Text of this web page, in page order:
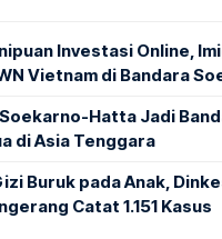
Investasi Online,
Vietnam di Bandara
Hatta Jadi
di Asia Tenggara
Buruk pada Anak,
Catat 1.151 Kasus